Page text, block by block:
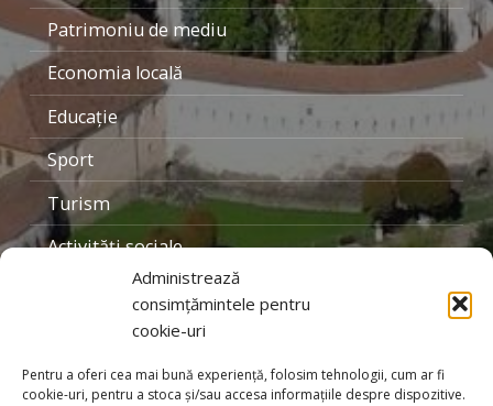
Administrează
consimțămintele pentru
cookie-uri
Pentru a oferi cea mai bună experiență, folosim tehnologii, cum ar fi
cookie-uri, pentru a stoca și/sau accesa informațiile despre dispozitive.
Patrimoniu de mediu
Economia locală
Educaţie
Sport
Turism
Activităţi sociale
Personalităţi locale
Organizaţii
Galerie foto